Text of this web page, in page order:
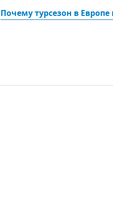
Почему турсезон в